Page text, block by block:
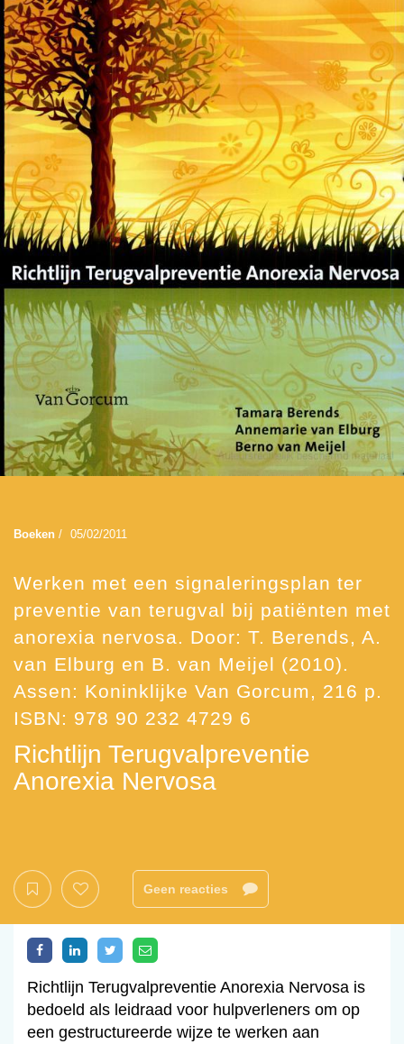
Boeken / 05/02/2011
Werken met een signaleringsplan ter
preventie van terugval bij patiënten met
anorexia nervosa. Door: T. Berends, A.
van Elburg en B. van Meijel (2010).
Assen: Koninklijke Van Gorcum, 216 p.
ISBN: 978 90 232 4729 6
Richtlijn Terugvalpreventie
Anorexia Nervosa
Geen reacties
Richtlijn Terugvalpreventie Anorexia Nervosa is
bedoeld als leidraad voor hulpverleners om op
een gestructureerde wijze te werken aan